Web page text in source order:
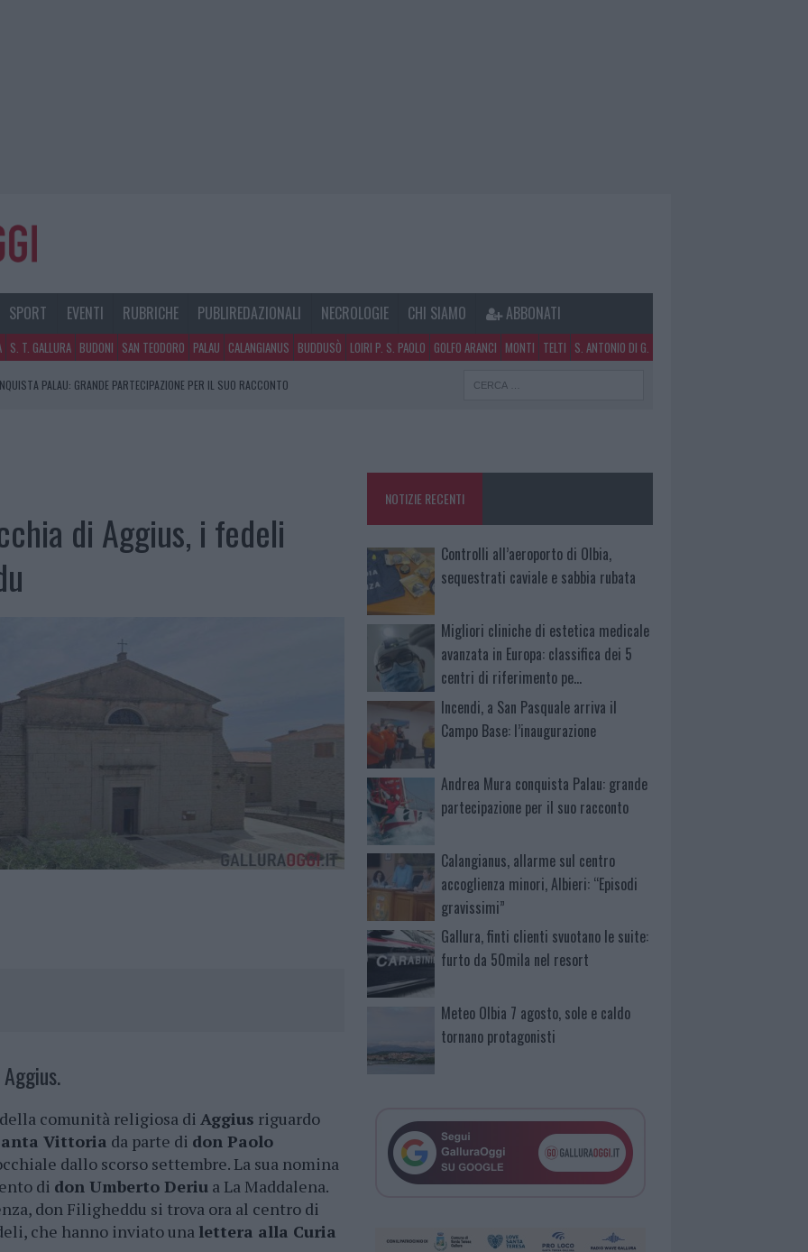
SPORT EVENTI RUBRICHE PUBLIREDAZIONALI NECROLOGIE CHI SIAMO ABBONATI
S. T. GALLURA BUDONI SAN TEODORO PALAU CALANGIANUS BUDDUSÒ LOIRI P. S. PAOLO GOLFO ARANCI MONTI TELTI S. ANTONIO DI G.
PALAU: GRANDE PARTECIPAZIONE PER IL SUO RACCONTO
CAMPO BASE: L’INAUGURAZIONE
di Aggius, i fedeli
comunità religiosa di Aggius riguardo
Vittoria da parte di don Paolo
dallo scorso settembre. La sua nomina
di don Umberto Deriu a La Maddalena.
don Filigheddu si trova ora al centro di
che hanno inviato una lettera alla Curia
NOTIZIE RECENTI
Controlli all’aeroporto di Olbia,
sequestrati caviale e sabbia rubata
Migliori cliniche di estetica medicale
avanzata in Europa: classifica dei 5
centri di riferimento pe…
Incendi, a San Pasquale arriva il
Campo Base: l’inaugurazione
Andrea Mura conquista Palau: grande
partecipazione per il suo racconto
Calangianus, allarme sul centro
accoglienza minori, Albieri: “Episodi
gravissimi”
Gallura, finti clienti svuotano le suite:
furto da 50mila nel resort
Meteo Olbia 7 agosto, sole e caldo
tornano protagonisti